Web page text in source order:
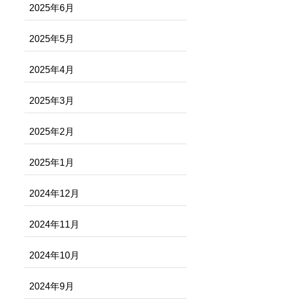
2025年6月
2025年5月
2025年4月
2025年3月
2025年2月
2025年1月
2024年12月
2024年11月
2024年10月
2024年9月